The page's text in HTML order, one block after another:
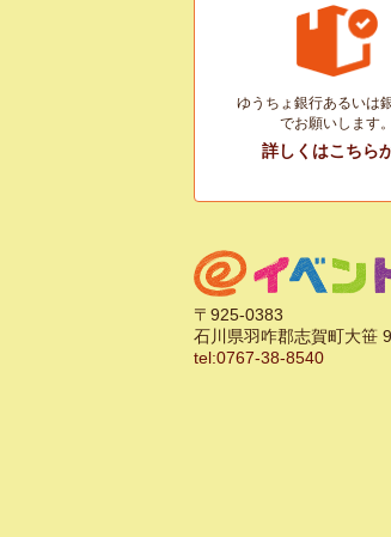
ゆうちょ銀行あるいは
でお願いします。
詳しくはこちら
〒925-0383
石川県羽咋郡志賀町大笹
tel:0767-38-8540